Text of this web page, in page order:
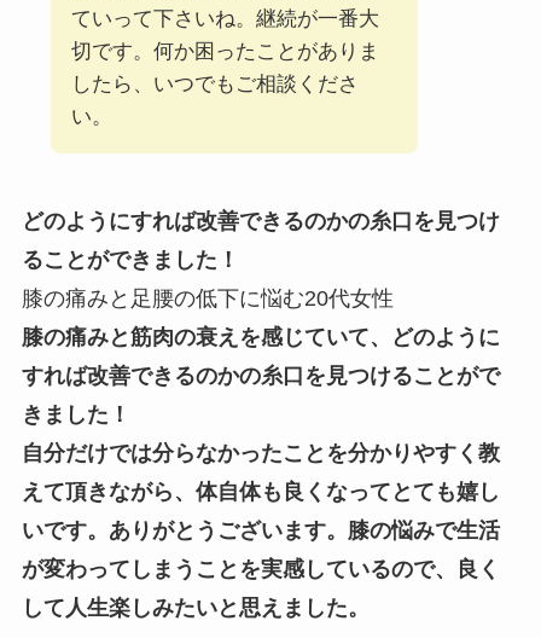
ていって下さいね。継続が一番大
切です。何か困ったことがありま
したら、いつでもご相談くださ
い。
どのようにすれば改善できるのかの糸口を見つけ
ることができました！
膝の痛みと足腰の低下に悩む20代女性
膝の痛みと筋肉の衰えを感じていて、どのように
すれば改善できるのかの糸口を見つけることがで
きました！
自分だけでは分らなかったことを分かりやすく教
えて頂きながら、体自体も良くなってとても嬉し
いです。ありがとうございます。膝の悩みで生活
が変わってしまうことを実感しているので、良く
して人生楽しみたいと思えました。